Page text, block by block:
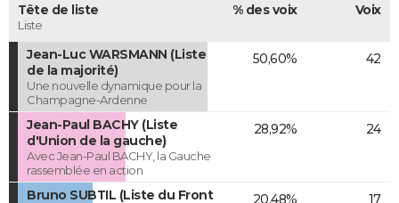
Tête de liste
Liste
% des voix Voix
Jean-Luc WARSMANN (Liste
de la majorité)
Une nouvelle dynamique pour la
Champagne-Ardenne
50,60% 42
Jean-Paul BACHY (Liste
d'Union de la gauche)
Avec Jean-Paul BACHY, la Gauche
rassemblée en action
28,92% 24
Bruno SUBTIL (Liste du Front
20,48% 17